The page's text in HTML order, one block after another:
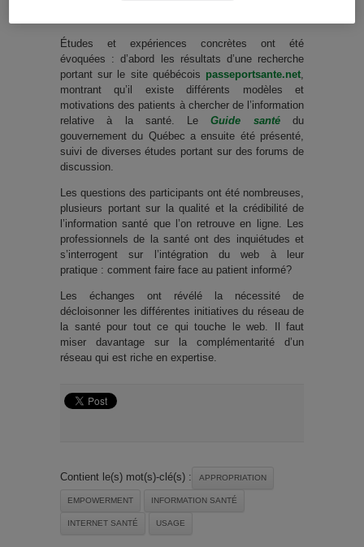
Études et expériences concrètes ont été
évoquées : d’abord les résultats d’une recherche
portant sur le site québécois passeportsante.net
montrant qu’il existe différents modèles et
motivations des patients à chercher de l’information
relative à la santé. LeGuide santédu
gouvernement du Québec a ensuite été présenté,
suivi de diverses études portant sur des forums de
discussion.
Les questions des participants ont été nombreuses,
plusieurs portant sur la qualité et la crédibilité de
l’information santé que l’on retrouve en ligne. Les
professionnels de la santé ont des inquiétudes et
s’interrogent sur l’intégration du web à leur
pratique : comment faire face au patient informé?
Les échanges ont révélé la nécessité de
décloisonner les différentes initiatives du réseau de
la santé pour tout ce qui touche le web. Il faut
miser davantage sur la complémentarité d’un
réseau qui est riche en expertise.
Contient le(s) mot(s)-clé(s) : APPROPRIATION
EMPOWERMENT INFORMATION SANTÉ
INTERNET SANTÉ USAGE